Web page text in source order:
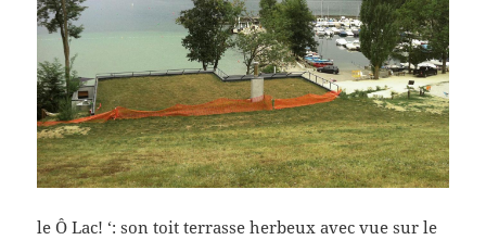
le Ô Lac! ‘: son toit terrasse herbeux avec vue sur le